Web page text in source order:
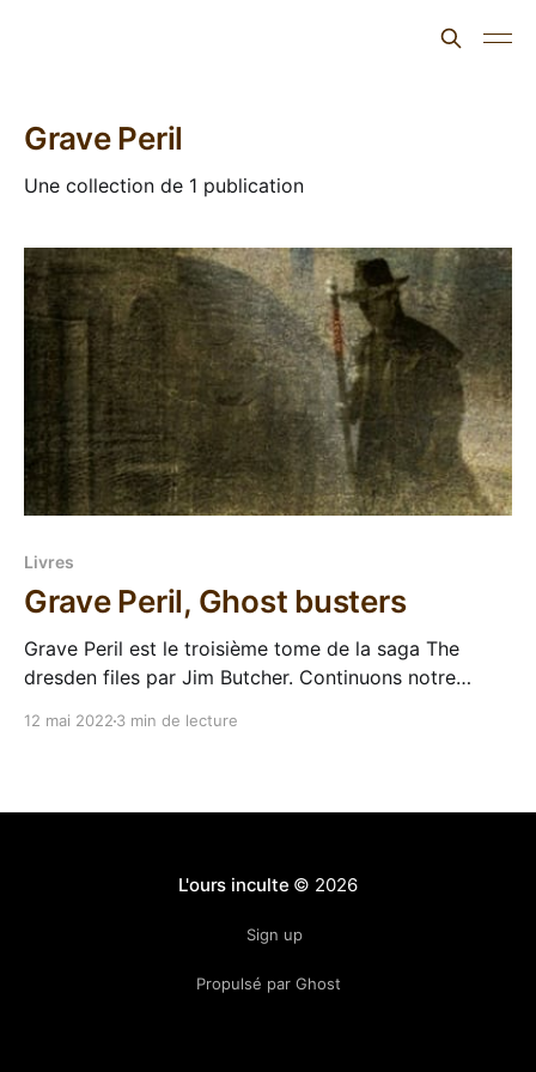
Grave Peril
Une collection de 1 publication
Livres
Grave Peril, Ghost busters
Grave Peril est le troisième tome de la saga The
dresden files par Jim Butcher. Continuons notre
12 mai 2022 3 min de lecture
L'ours inculte © 2026
Sign up
Propulsé par Ghost